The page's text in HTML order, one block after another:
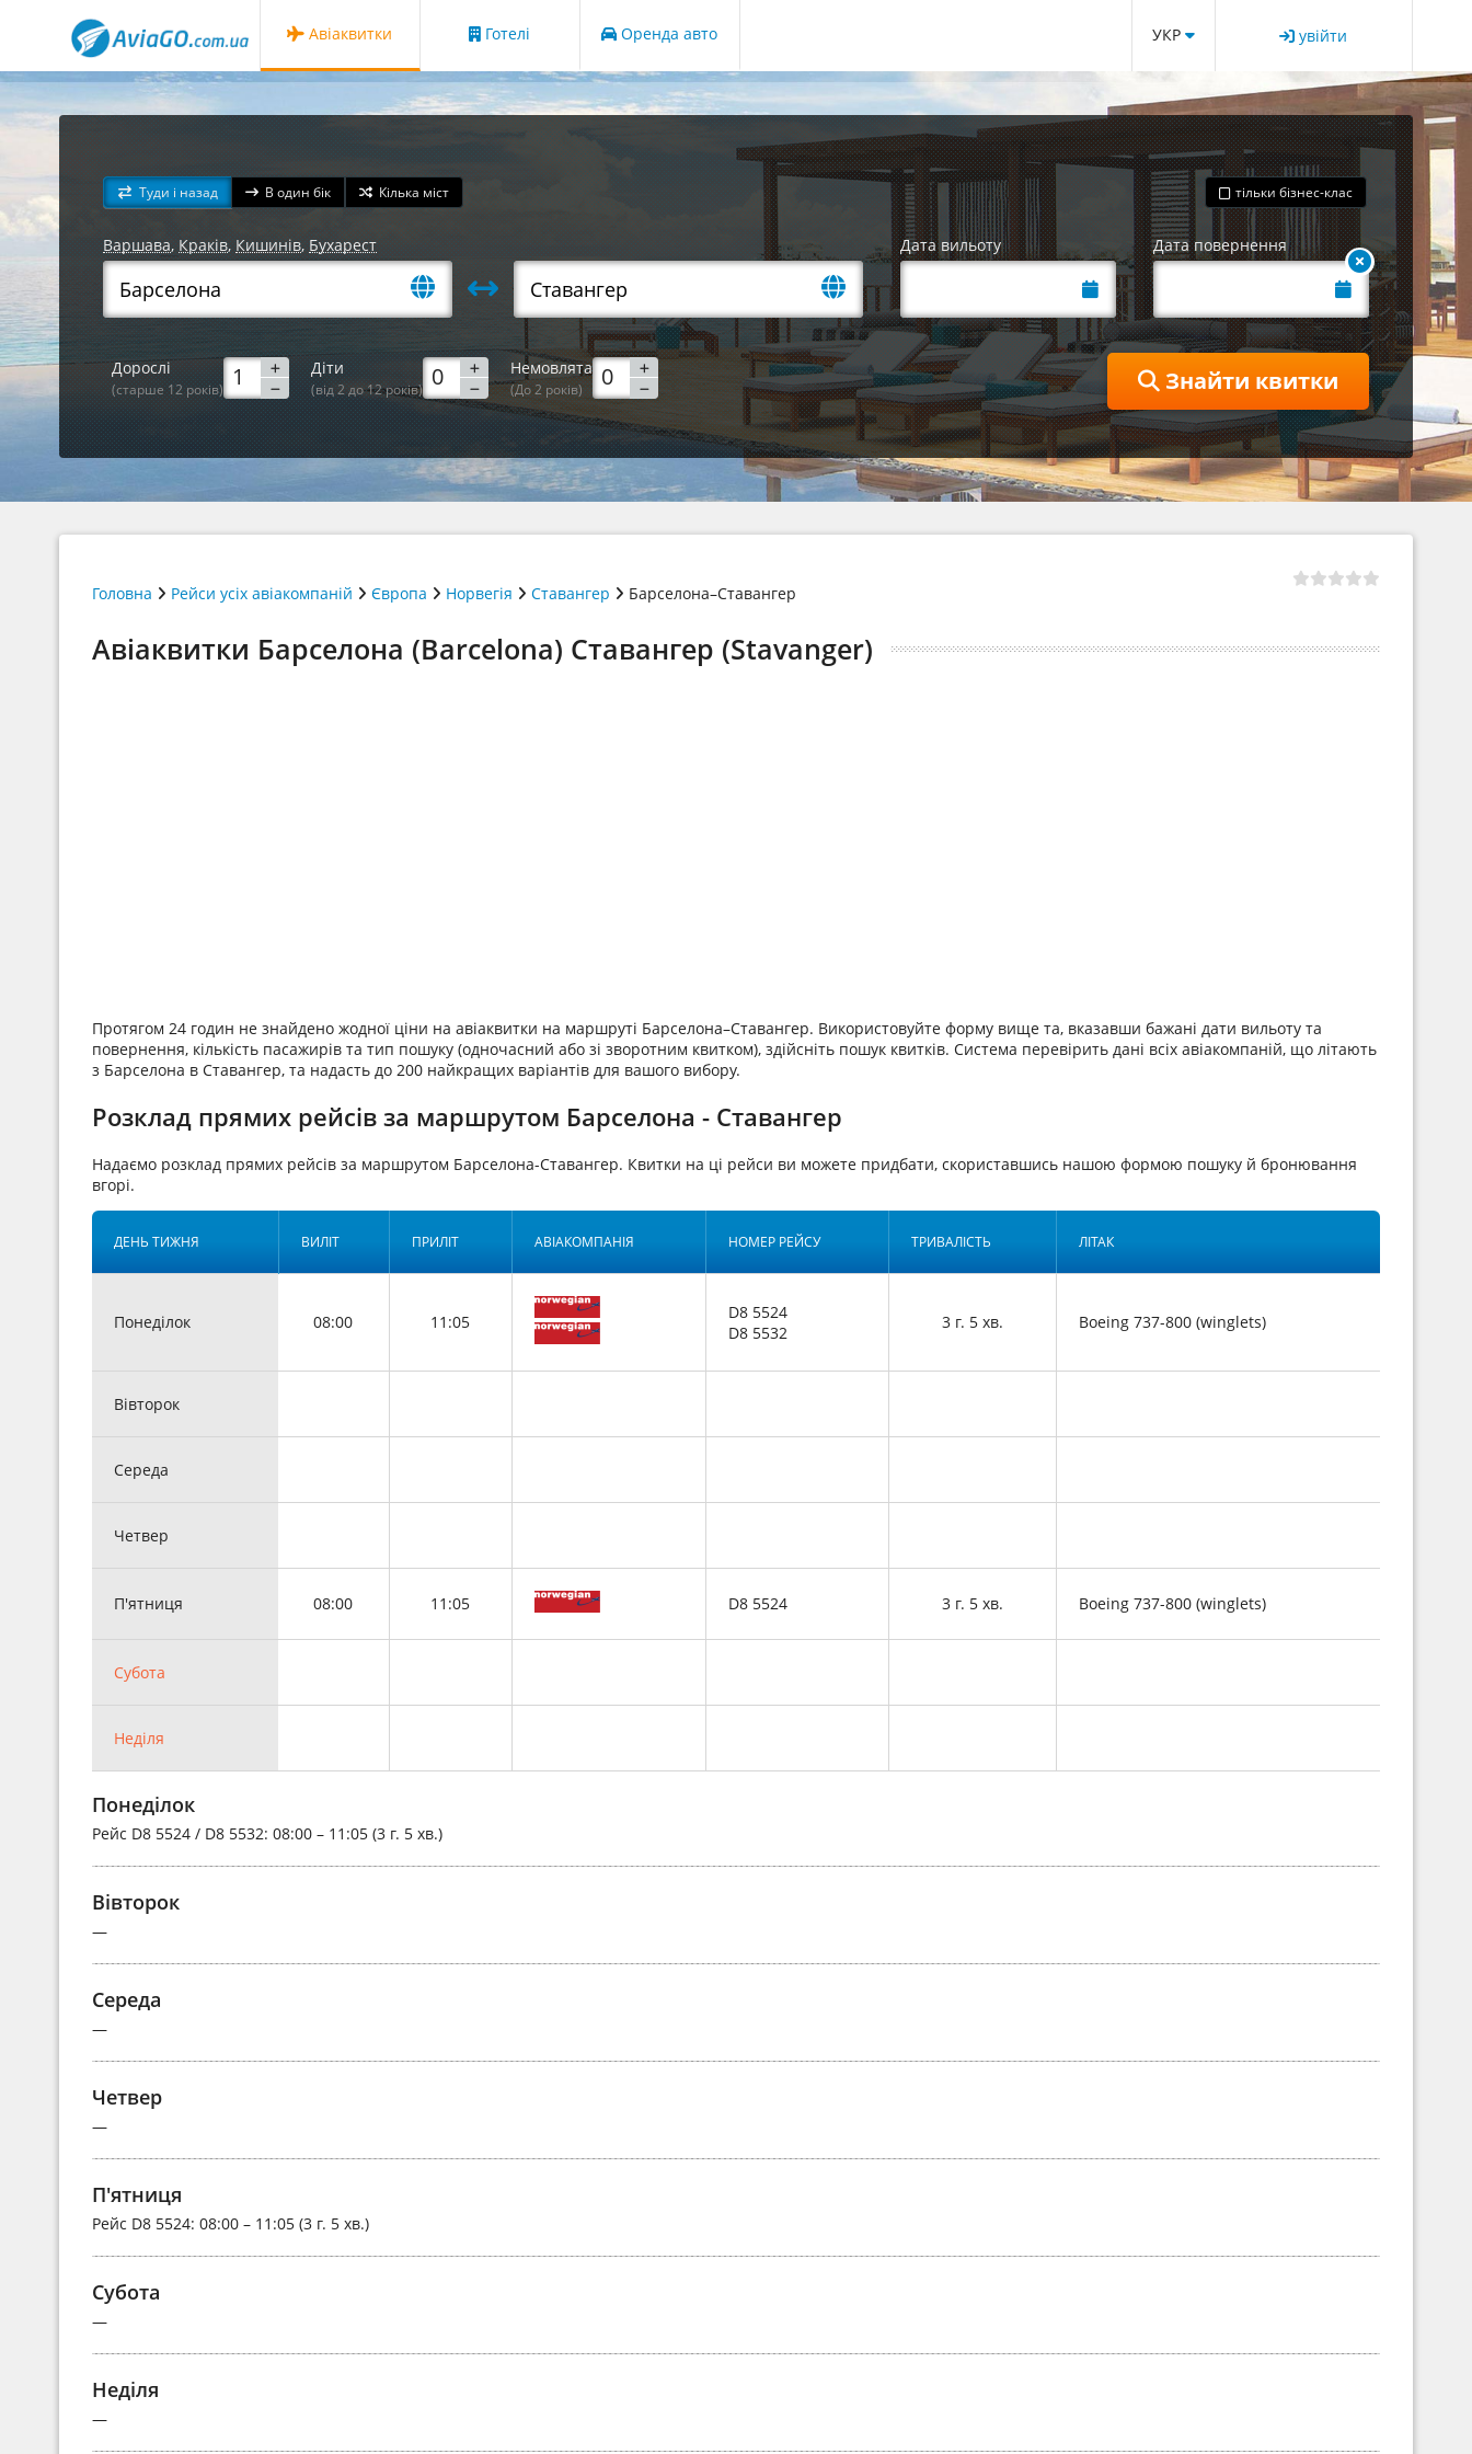
Авіаквитки Готелі Оренда авто УКР увійти
Туди і назад В один бік Кілька міст тільки бізнес-клас
Варшава, Краків, Кишинів, Бухарест Дата вильоту Дата повернення
Дорослі
(старше 12 років)
Діти
(від 2 до 12 років)
Немовлята
(До 2 років) Знайти квитки
Головна Рейси усіх авіакомпаній Європа Норвегія Ставангер Барселона–Ставангер
Авіаквитки Барселона (Barcelona) Ставангер (Stavanger)
Протягом 24 годин не знайдено жодної ціни на авіаквитки на маршруті Барселона–Ставангер. Використовуйте форму вище та, вказавши бажані дати вильоту та
повернення, кількість пасажирів та тип пошуку (одночасний або зі зворотним квитком), здійсніть пошук квитків. Система перевірить дані всіх авіакомпаній, що літають
з Барселона в Ставангер, та надасть до 200 найкращих варіантів для вашого вибору.
Розклад прямих рейсів за маршрутом Барселона - Ставангер
Надаємо розклад прямих рейсів за маршрутом Барселона-Ставангер. Квитки на ці рейси ви можете придбати, скориставшись нашою формою пошуку й бронювання
вгорі.
ДЕНЬ ТИЖНЯ ВИЛІТ ПРИЛІТ АВІАКОМПАНІЯ НОМЕР РЕЙСУ ТРИВАЛІСТЬ ЛІТАК
Понеділок 08:00 11:05
D8 5524
D8 5532
3 г. 5 хв. Boeing 737-800 (winglets)
Вівторок
Середа
Четвер
П'ятниця 08:00 11:05 D8 5524 3 г. 5 хв. Boeing 737-800 (winglets)
Субота
Неділя
Понеділок
Рейс D8 5524 / D8 5532: 08:00 – 11:05 (3 г. 5 хв.)
Вівторок
—
Середа
—
Четвер
—
П'ятниця
Рейс D8 5524: 08:00 – 11:05 (3 г. 5 хв.)
Субота
—
Неділя
—